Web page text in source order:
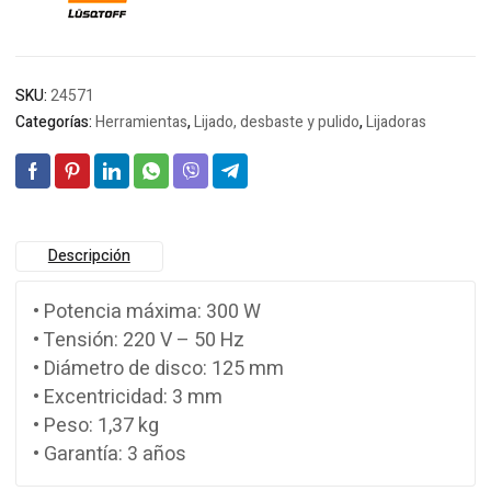
SKU:24571
Categorías:Herramientas,Lijado, desbaste y pulido,Lijadoras
Descripción
• Potencia máxima: 300 W
• Tensión: 220 V – 50 Hz
• Diámetro de disco: 125 mm
• Excentricidad: 3 mm
• Peso: 1,37 kg
• Garantía: 3 años